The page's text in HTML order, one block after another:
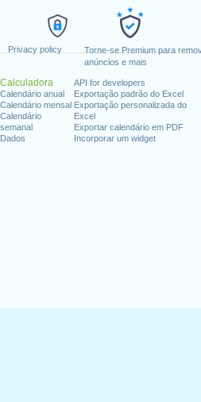
Privacy policy
Torne-se Premium para
anúncios e mais
Calculadora
Calendário anual
Calendário mensal
Calendário
semanal
Dados
API for developers
Exportação padrão do Excel
Exportação personalizada do
Excel
Exportar calendário em PDF
Incorporar um widget